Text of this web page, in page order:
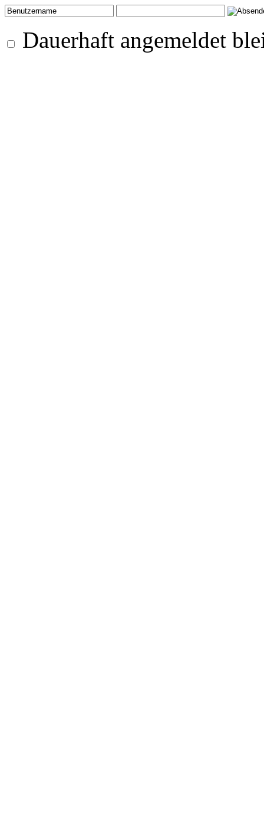
Dauerhaft angemeldet